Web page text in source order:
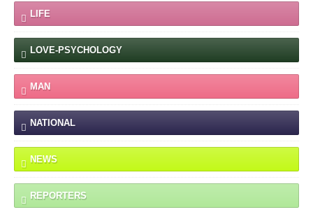
LIFE
LOVE-PSYCHOLOGY
MAN
NATIONAL
NEWS
REPORTERS